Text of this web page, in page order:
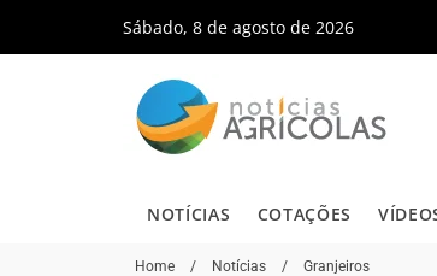
Sábado, 8 de agosto de 2026
NOTÍCIAS COTAÇÕES
Home / Notícias / Granjeiros